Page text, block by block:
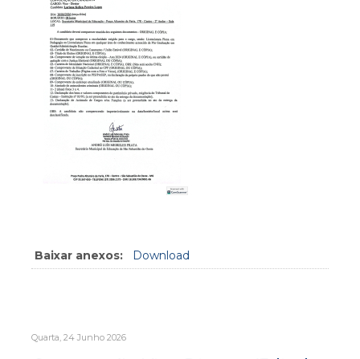
Baixar anexos: Download
Quarta, 24 Junho 2026